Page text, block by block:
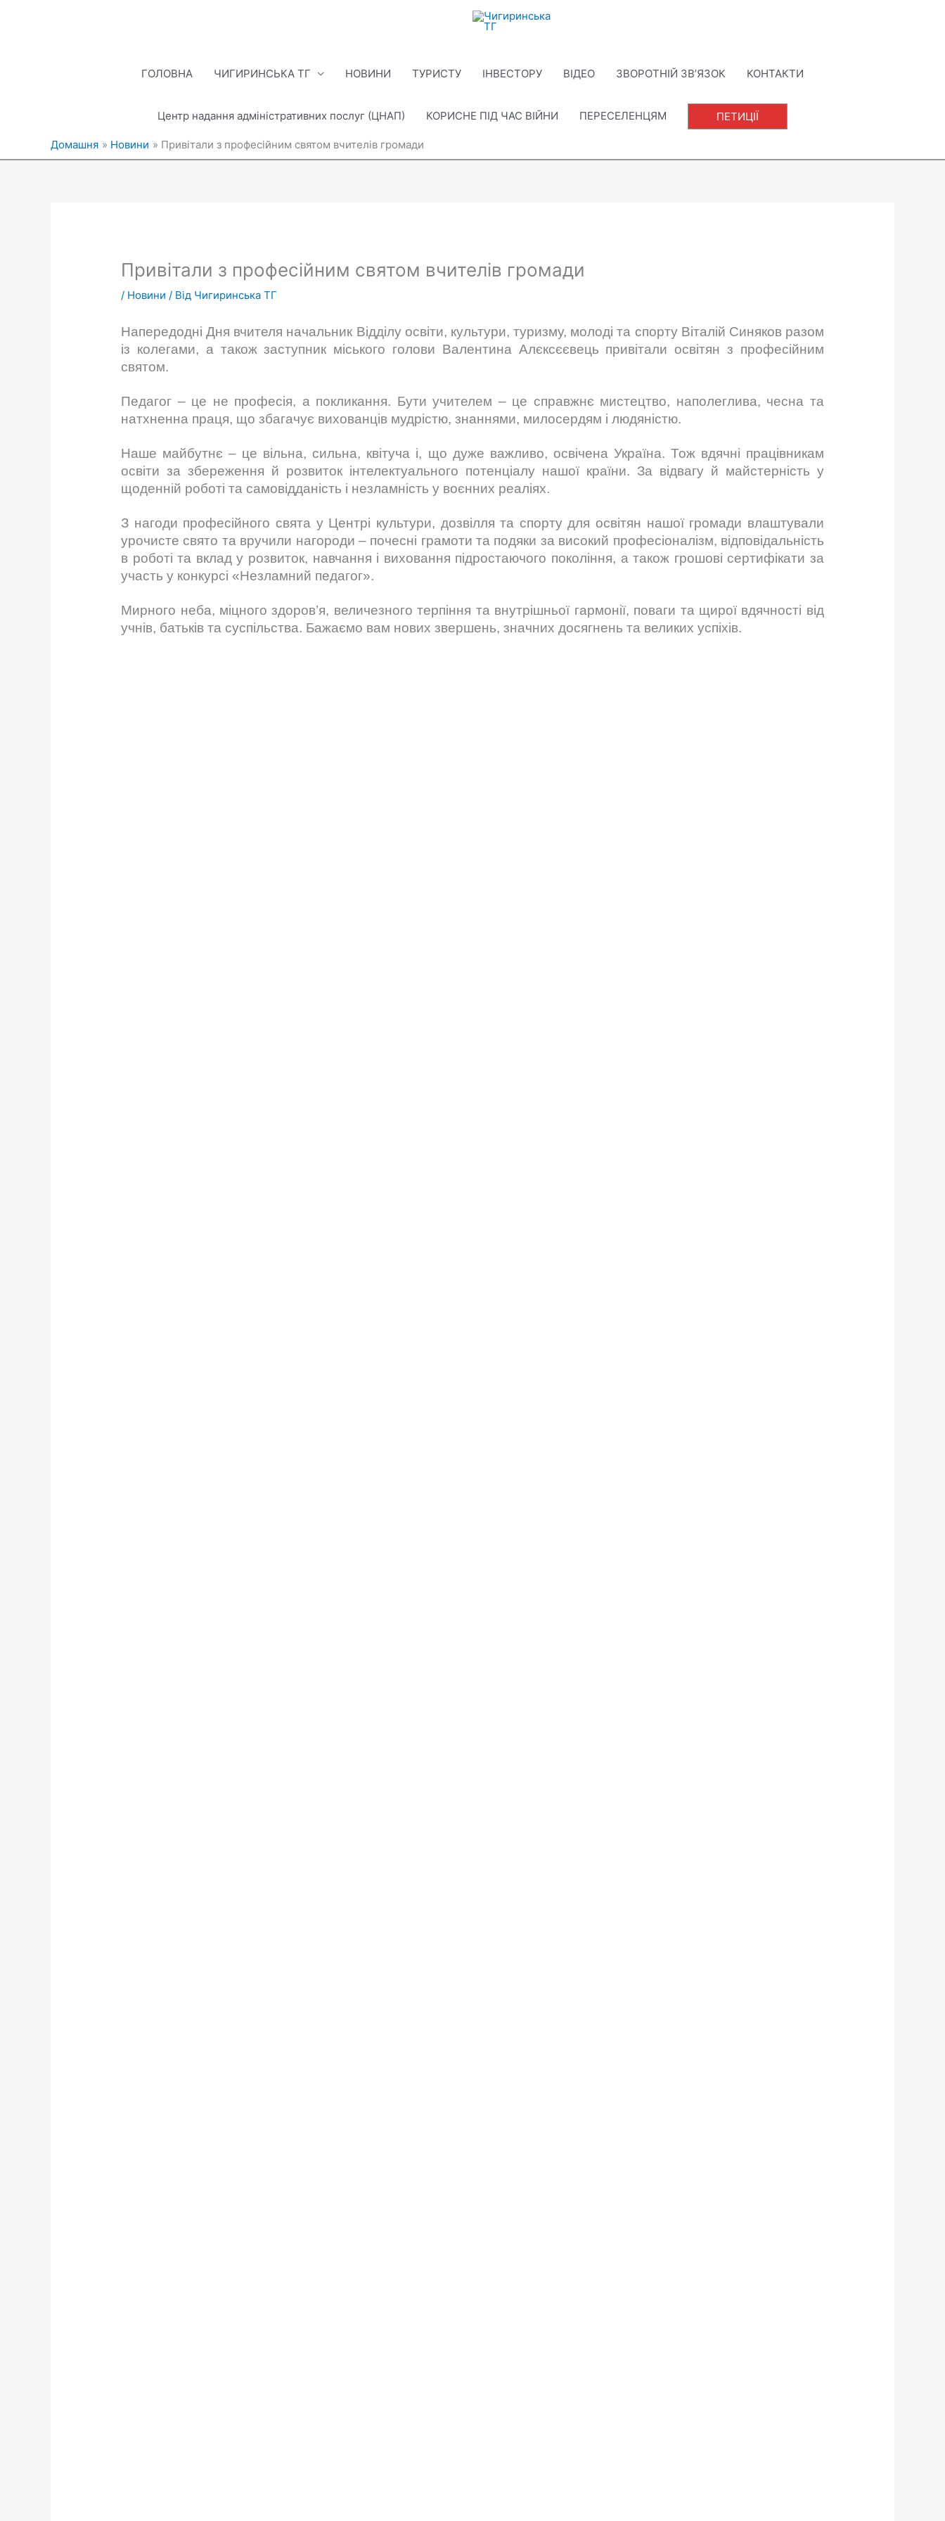
ГОЛОВНА ЧИГИРИНСЬКА ТГ НОВИНИ ТУРИСТУ ІНВЕСТОРУ ВІДЕО ЗВОРОТНІЙ ЗВ’ЯЗОК КОНТАКТИ
Центр надання адміністративних послуг (ЦНАП) КОРИСНЕ ПІД ЧАС ВІЙНИ ПЕРЕСЕЛЕНЦЯМ ПЕТИЦІЇ
Домашня Новини Привітали з професійним святом вчителів громади
Привітали з професійним святом вчителів громади
/ Новини / Від Чигиринська ТГ
Напередодні Дня вчителя начальник Відділу освіти, культури, туризму, молоді та спорту Віталій Синяков разом
із колегами, а також заступник міського голови Валентина Алєксєєвець привітали освітян з професійним
святом.
Педагог – це не професія, а покликання. Бути учителем – це справжнє мистецтво, наполеглива, чесна та
натхненна праця, що збагачує вихованців мудрістю, знаннями, милосердям і людяністю.
Наше майбутнє – це вільна, сильна, квітуча і, що дуже важливо, освічена Україна. Тож вдячні працівникам
освіти за збереження й розвиток інтелектуального потенціалу нашої країни. За відвагу й майстерність у
щоденній роботі та самовідданість і незламність у воєнних реаліях.
З нагоди професійного свята у Центрі культури, дозвілля та спорту для освітян нашої громади влаштували
урочисте свято та вручили нагороди – почесні грамоти та подяки за високий професіоналізм, відповідальність
в роботі та вклад у розвиток, навчання і виховання підростаючого покоління, а також грошові сертифікати за
участь у конкурсі «Незламний педагог».
Мирного неба, міцного здоров’я, величезного терпіння та внутрішньої гармонії, поваги та щирої вдячності від
учнів, батьків та суспільства. Бажаємо вам нових звершень, значних досягнень та великих успіхів.